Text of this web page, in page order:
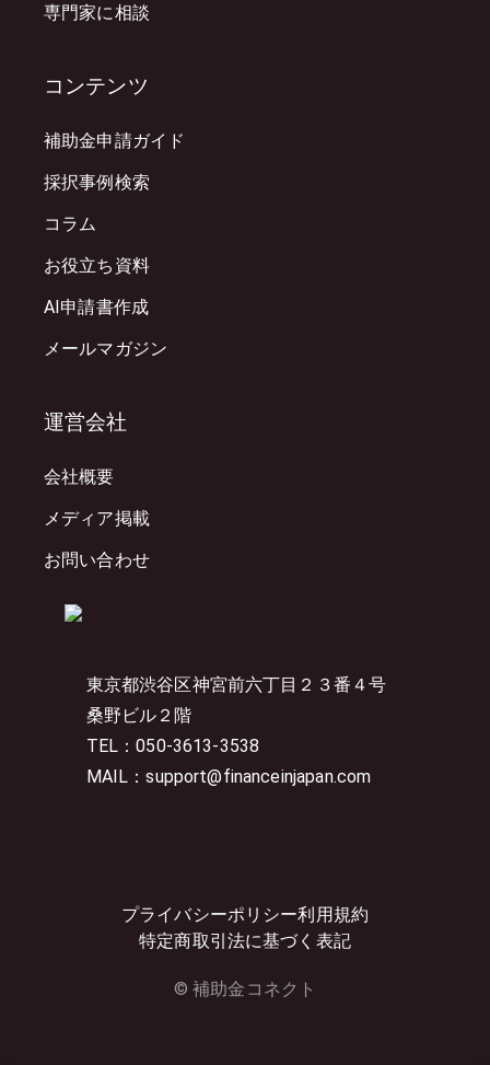
東京都渋谷区神宮前六丁目２３番４号
桑野ビル２階
TEL：050-3613-3538
MAIL：support@financeinjapan.com
プライバシーポリシー利用規約
特定商取引法に基づく表記
© 補助金コネクト
専門家に相談
コンテンツ
補助金申請ガイド
採択事例検索
コラム
お役立ち資料
AI申請書作成
メールマガジン
運営会社
会社概要
メディア掲載
お問い合わせ